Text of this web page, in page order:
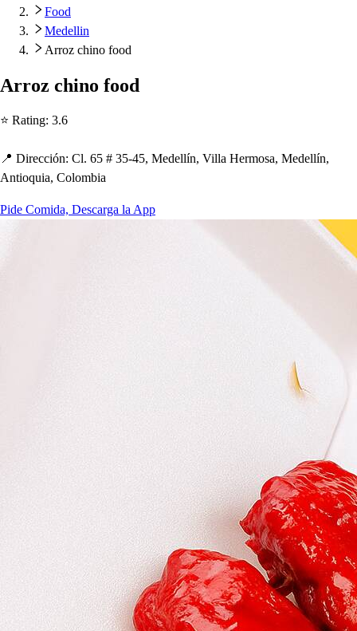
Food
Medellin
Arroz chino food
Arroz chino food
⭐ Rating: 3.6
📍 Dirección: Cl. 65 # 35-45, Medellín, Villa Hermosa, Medellín,
Antioquia, Colombia
Pide Comida, Descarga la App